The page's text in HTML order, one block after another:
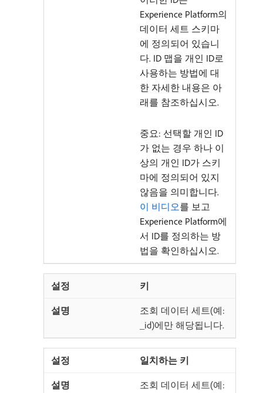
Experience Platform의
데이터 세트 스키마
에 정의되어 있습니
다. ID 맵을 개인 ID로
사용하는 방법에 대
한 자세한 내용은 아
래를 참조하십시오.
중요: 선택할 개인 ID
가 없는 경우 하나 이
상의 개인 ID가 스키
마에 정의되어 있지
않음을 의미합니다.
이 비디오를 보고
Experience Platform에
서 ID를 정의하는 방
법을 확인하십시오.
키
조회 데이터 세트(예:
_id)에만 해당됩니다.
일치하는 키
조회 데이터 세트(예: